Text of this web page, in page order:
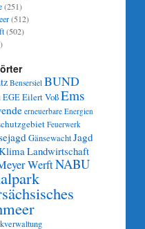
(251)
(512)
(502)
Bensersiel BUND
EGEEilert VoßEms
erneuerbare Energien
Feuerwerk
GänsewachtJagd
Landwirtschaft
WerftNABU